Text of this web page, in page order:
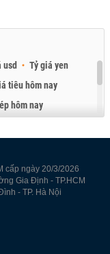
usd
Tỷ giá yen
tiêu hôm nay
hôm nay
cấp ngày 20/3/2026
Gia Định - TP.HCM
- TP. Hà Nội